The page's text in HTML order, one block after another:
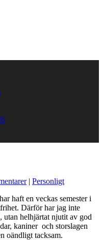
| Personligt
haft en veckas semester i
Därför har jag inte
utan helhjärtat njutit av god
kaniner och storslagen
oändligt tacksam.